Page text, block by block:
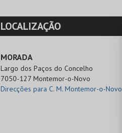
LOCALIZAÇÃO
MORADA
Largo dos Paços do Concelho
7050-127 Montemor-o-Novo
Direcções para C. M. Montemor-o-Novo